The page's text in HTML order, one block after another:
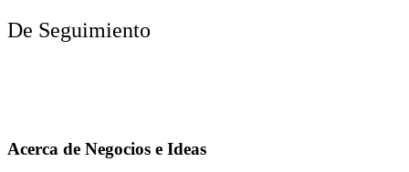
De Seguimiento
Acerca de Negocios e Ideas